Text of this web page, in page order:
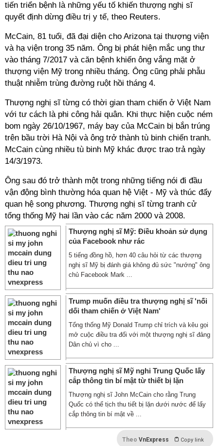
tiến triển bệnh là những yếu tố khiến thượng nghị sĩ
quyết định dừng điều trị y tế, theo Reuters.
McCain, 81 tuổi, đã đại diện cho Arizona tại thượng viện
và hạ viện trong 35 năm. Ông bị phát hiện mắc ung thư
vào tháng 7/2017 và căn bệnh khiến ông vắng mặt ở
thượng viện Mỹ trong nhiều tháng. Ông cũng phải phẫu
thuật nhiễm trùng đường ruột hồi tháng 4.
Thượng nghị sĩ từng có thời gian tham chiến ở Việt Nam
với tư cách là phi công hải quân. Khi thực hiện cuộc ném
bom ngày 26/10/1967, máy bay của McCain bị bắn trúng
trên bầu trời Hà Nội và ông trở thành tù binh chiến tranh.
McCain cùng nhiều tù binh Mỹ khác được trao trả ngày
14/3/1973.
Ông sau đó trở thành một trong những tiếng nói đi đầu
vận động bình thường hóa quan hệ Việt - Mỹ và thúc đẩy
quan hệ song phương. Thượng nghị sĩ từng tranh cử
tổng thống Mỹ hai lần vào các năm 2000 và 2008.
Thượng nghị sĩ Mỹ: Điều khoản sử dụng
của Facebook như rác
5 tiếng đồng hồ, hơn 40 câu hỏi từ các thượng
nghị sĩ Mỹ bị đánh giá không đủ sức "nướng" ông
chủ Facebook Mark ...
Trump muốn điều tra thượng nghị sĩ 'nối
dối tham chiến ở Việt Nam'
Tổng thống Mỹ Donald Trump chỉ trích và kêu gọi
mở cuộc điều tra đối với một thượng nghị sĩ đảng
Dân chủ vì cho ...
Thượng nghị sĩ Mỹ nghi Trung Quốc lấy
cắp thông tin bí mật từ thiết bị lặn
Thượng nghị sĩ John McCain cho rằng Trung
Quốc có thể tịch thu tiết bị lặn dưới nước để lấy
cắp thông tin bí mật về ...
Theo VnExpress Copy link